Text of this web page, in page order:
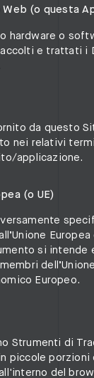
Web (o questa
hardware o
e trattati i
da questo
nei relativi
applicazione.
(o UE)
si intende
Europeo.
Strumenti di
piccole porzioni
del